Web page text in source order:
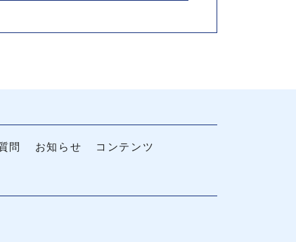
問 お知らせ コンテンツ